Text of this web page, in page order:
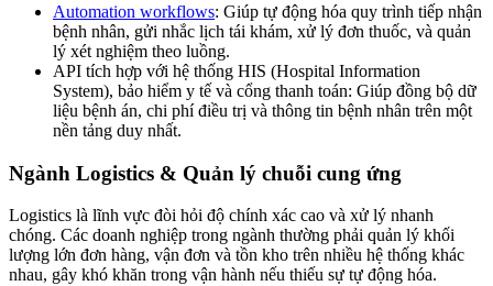
Automation workflows: Giúp tự động hóa quy trình tiếp nhận
bệnh nhân, gửi nhắc lịch tái khám, xử lý đơn thuốc, và quản
lý xét nghiệm theo luồng.
API tích hợp với hệ thống HIS (Hospital Information
System), bảo hiểm y tế và cổng thanh toán: Giúp đồng bộ dữ
liệu bệnh án, chi phí điều trị và thông tin bệnh nhân trên một
nền tảng duy nhất.
Ngành Logistics & Quản lý chuỗi cung ứng
Logistics là lĩnh vực đòi hỏi độ chính xác cao và xử lý nhanh
chóng. Các doanh nghiệp trong ngành thường phải quản lý khối
lượng lớn đơn hàng, vận đơn và tồn kho trên nhiều hệ thống khác
nhau, gây khó khăn trong vận hành nếu thiếu sự tự động hóa.